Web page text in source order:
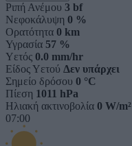
Ριπή Ανέμου 3 bf
Νεφοκάλυψη 0 %
Ορατότητα 0 km
Υγρασία 57 %
Υετός 0.0 mm/hr
Είδος Υετού Δεν υπάρχει
Σημείο δρόσου 0 °C
Πίεση 1011 hPa
Ηλιακή ακτινοβολία 0 W/m²
07:00